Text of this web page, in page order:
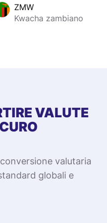
ZMW
Kwacha zambiano
VALUTE
valutaria
globali e